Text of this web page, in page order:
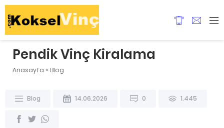
Pendik Vinç Kiralama
Anasayfa » Blog
Blog 14.06.2026 0 1.445